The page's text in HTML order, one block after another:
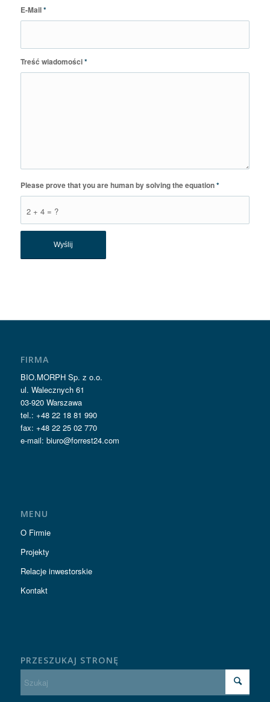
E-Mail*
Treść wiadomości*
2 + 4 = ?
Please prove that you are human by solving the equation*
FIRMA
BIO.MORPH Sp. z o.o.
ul. Walecznych 61
03-920 Warszawa
tel.: +48 22 18 81 990
fax: +48 22 25 02 770
e-mail: biuro@forrest24.com
MENU
O Firmie
Projekty
Relacje inwestorskie
Kontakt
PRZESZUKAJ STRONĘ